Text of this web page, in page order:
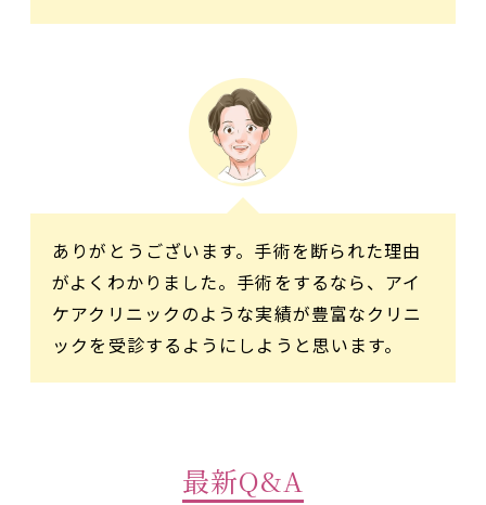
ありがとうございます。手術を断られた理由
がよくわかりました。手術をするなら、アイ
ケアクリニックのような実績が豊富なクリニ
ックを受診するようにしようと思います。
最新Q&A